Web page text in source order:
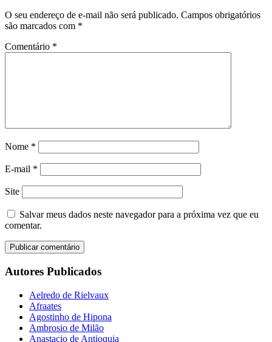
O seu endereço de e-mail não será publicado. Campos obrigatórios
são marcados com *
Comentário *
Nome *
E-mail *
Site
Salvar meus dados neste navegador para a próxima vez que eu
comentar.
Autores Publicados
Aelredo de Rielvaux
Afraates
Agostinho de Hipona
Ambrosio de Milão
Anastacio de Antioquia